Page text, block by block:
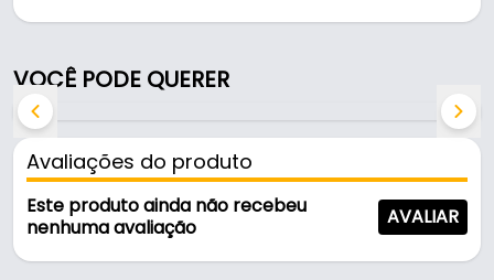
Fabricado com acabamento inox preto, é
resistente e durável no uso diário.
Características:
- Marca: Italy Line
- Modelo: Rezzo IL811
- Acabamento: Inox Preto
VOCÊ PODE QUERER
Avaliações do produto
Este produto ainda não recebeu
nenhuma avaliação
AVALIAR